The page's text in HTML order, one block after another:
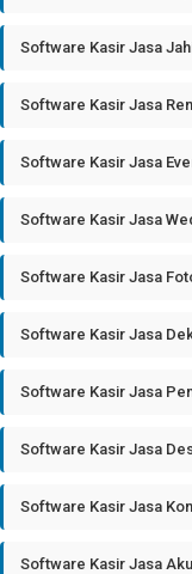
Software Kasir Jasa
Software Kasir Jasa
Software Kasir Jasa
Software Kasir Jasa
Software Kasir Jasa
Software Kasir Jasa
Software Kasir Jasa
Software Kasir Jasa
Software Kasir Jasa
Software Kasir Jasa